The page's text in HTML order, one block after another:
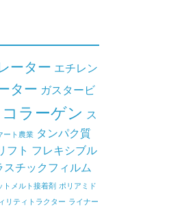
ーター エチレン
ター ガスタービ
コラーゲン ス
ート農業 タンパク質
フト フレキシブル
スチックフィルム
トメルト接着剤 ポリアミド
リティトラクター ライナー